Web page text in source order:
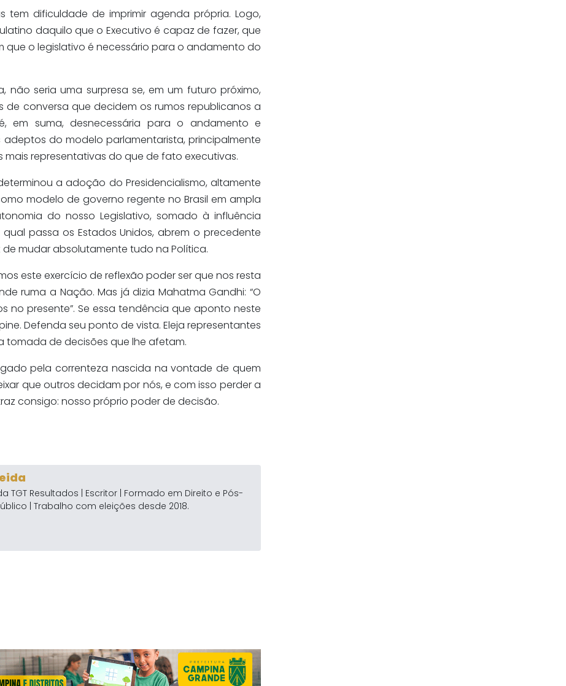
tem dificuldade de imprimir agenda própria. Logo,
daquilo que o Executivo é capaz de fazer, que
o legislativo é necessário para o andamento do
seria uma surpresa se, em um futuro próximo,
de conversa que decidem os rumos republicanos a
em suma, desnecessária para o andamento e
adeptos do modelo parlamentarista, principalmente
mais representativas do que de fato executivas.
u a adoção do Presidencialismo,altamente
modelo de governo regente no Brasil em ampla
do nosso Legislativo, somado à influência
passa os Estados Unidos, abrem o precedente
mudar absolutamente tudo na Política.
este exercício de reflexão poder ser que nos resta
ruma a Nação. Mas já dizia Mahatma Gandhi: “O
no presente”. Se essa tendência que aponto neste
Defenda seu ponto de vista. Eleja representantes
tomada de decisões que lhe afetam.
pela correnteza nascida na vontade de quem
que outrosdecidam por nós, e com isso perder a
consigo: nosso próprio poder de decisão.
TGT Resultados | Escritor | Formado em Direito e Pós-
| Trabalho com eleições desde 2018.